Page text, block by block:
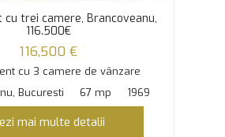
trei camere, Brancoveanu,
116.500€
116,500 €
cu 3 camere de vânzare
Bucuresti
67 mp 1969
mai multe detalii